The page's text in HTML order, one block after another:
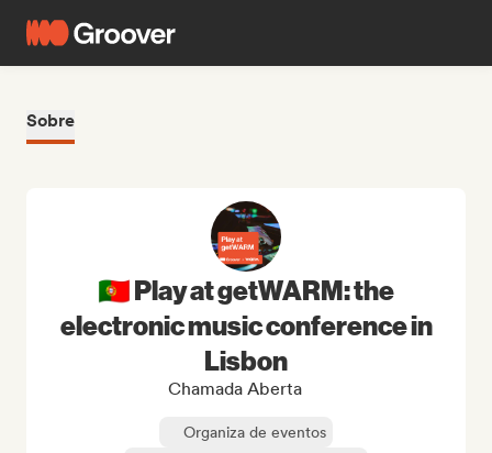
Sobre
🇵🇹 Play at getWARM: the
electronic music conference in
Lisbon
Chamada Aberta
Organiza de eventos